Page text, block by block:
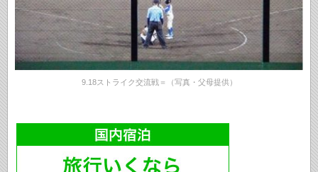
9.18ストライク交流戦＝（写真・父母提供）